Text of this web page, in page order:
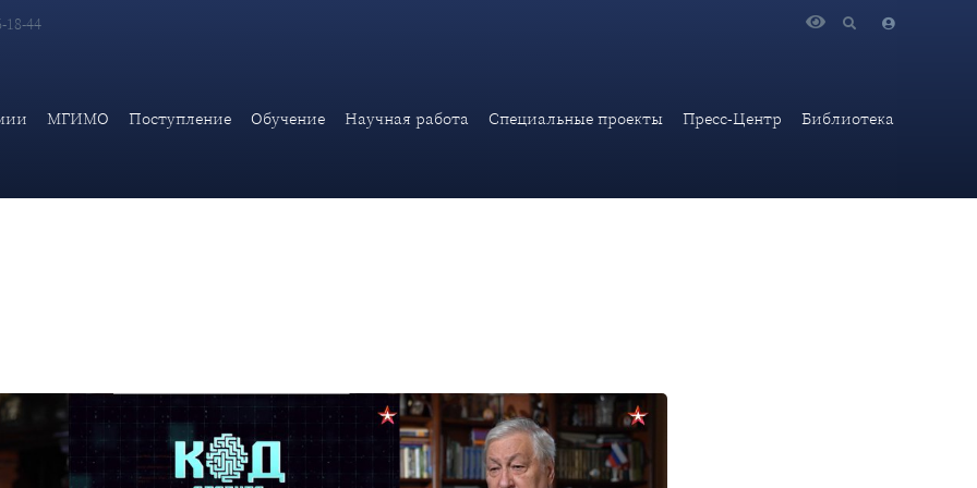
18-44
МГИМО Поступление Обучение Научная работа Специальные проекты Пресс-Центр Библиотека
в программе "Код доступа"